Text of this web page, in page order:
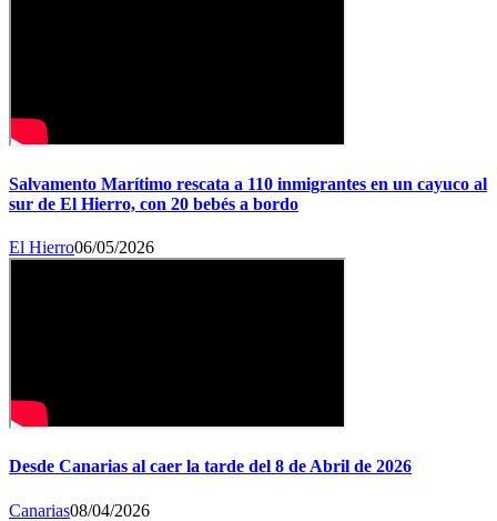
Salvamento Marítimo rescata a 110 inmigrantes en un cayuco al
sur de El Hierro, con 20 bebés a bordo
El Hierro06/05/2026
Desde Canarias al caer la tarde del 8 de Abril de 2026
Canarias08/04/2026